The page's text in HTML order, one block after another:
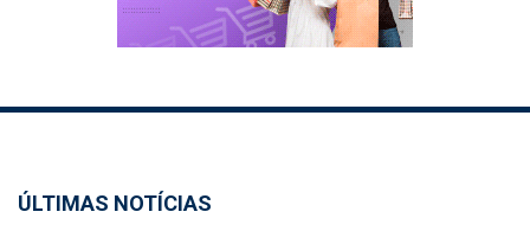
ÚLTIMAS NOTÍCIAS